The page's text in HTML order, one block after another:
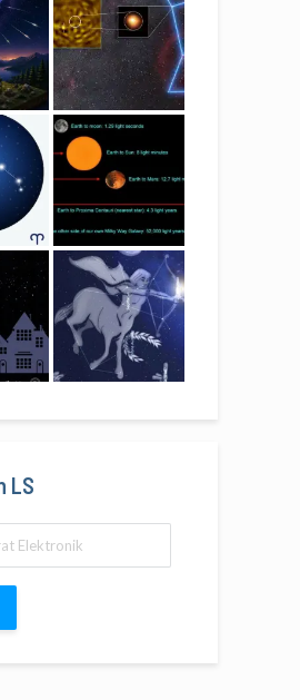
LS